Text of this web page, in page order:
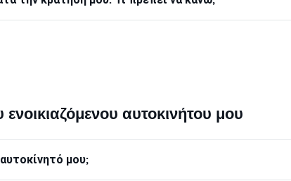
αυτοκινήτου μου
μου;